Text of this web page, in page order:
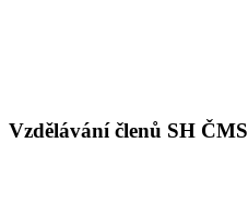
Vzdělávání členů SH ČMS